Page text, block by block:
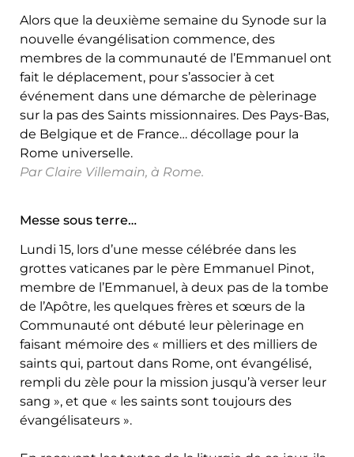
Alors que la deuxième semaine du Synode sur la
nouvelle évangélisation commence, des
membres de la communauté de l’Emmanuel ont
fait le déplacement, pour s’associer à cet
événement dans une démarche de pèlerinage
sur la pas des Saints missionnaires. Des Pays-Bas,
de Belgique et de France… décollage pour la
Rome universelle.
Par Claire Villemain, à Rome.
Messe sous terre…
Lundi 15, lors d’une messe célébrée dans les
grottes vaticanes par le père Emmanuel Pinot,
membre de l’Emmanuel, à deux pas de la tombe
de l’Apôtre, les quelques frères et sœurs de la
Communauté ont débuté leur pèlerinage en
faisant mémoire des « milliers et des milliers de
saints qui, partout dans Rome, ont évangélisé,
rempli du zèle pour la mission jusqu’à verser leur
sang », et que « les saints sont toujours des
évangélisateurs ».